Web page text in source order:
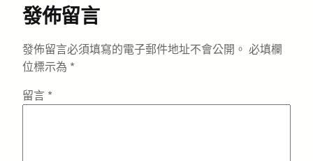
發佈留言
發佈留言必須填寫的電子郵件地址不會公開。 必填欄
位標示為 *
留言 *